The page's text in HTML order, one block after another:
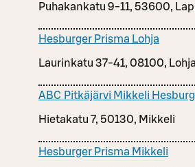
Puhakankatu 9-11, 53600,
Hesburger Prisma Lohja
Laurinkatu 37-41, 08100, Lohja
ABC Pitkäjärvi Mikkeli
Hietakatu 7, 50130, Mikkeli
Hesburger Prisma Mikkeli